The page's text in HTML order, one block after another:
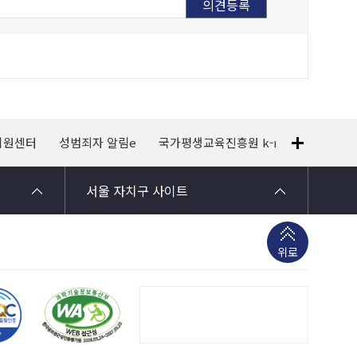
센터 성범죄자 알림e 국가평생교육진흥원 k-mooc
서울 자치구 사이트
위로